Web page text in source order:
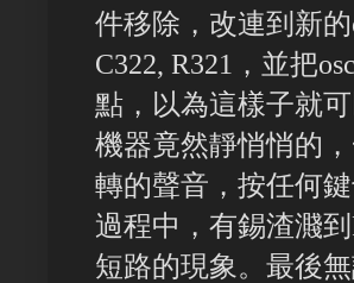
件移除，改連到新
C322, R321，並把
點，以為這樣子就
機器竟然靜悄悄的
轉的聲音，按任何
過程中，有錫渣濺
短路的現象。最後